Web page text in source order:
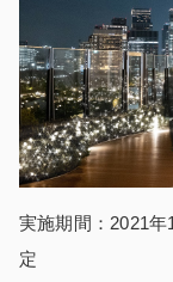
実施期間：2021
定